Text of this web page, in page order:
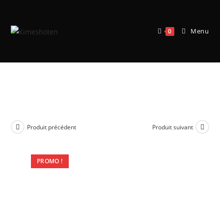
0 Menu
PROMO !
Produit précédent Produit suivant